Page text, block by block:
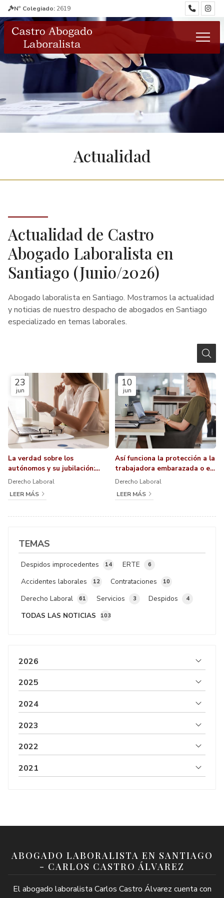
Nº Colegiado: 2619
Actualidad
Actualidad de Castro
Abogado Laboralista en
Santiago (Junio/2026)
Abogado laboralista en Santiago. Mostramos la actualidad
y noticias de nuestro despacho de abogados en Santiago
especializado en temas laborales.
TEMAS
TODAS LAS NOTICIAS 103
Despidos improcedentes 14 ERTE 6
Accidentes laborales 12 Contrataciones 10
Derecho Laboral 61 Servicios 3 Despidos 4
23
jun
La verdad sobre los
autónomos y su jubilación:
¿cuánto cotizar?
Derecho Laboral
LEER MÁS
10
jun
Así funciona la protección a la
trabajadora embarazada o en
riesgo
Derecho Laboral
LEER MÁS
2026
2025
2024
2023
2022
2021
ABOGADO LABORALISTA EN SANTIAGO
- CARLOS CASTRO ÁLVAREZ
El abogado laboralista Carlos Castro Álvarez cuenta con